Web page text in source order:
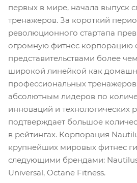
первых в мире, начала выпуск
тренажеров. За короткий
революционного стартапа
огромную фитнес корпорацию
представительствами более
широкой линейкой как
профессиональных
абсолютным лидеров по
инноваций и технологических
подтверждает большое
в рейтингах. Корпорация
крупнейших мировых фитнес
следующими брендами:
Universal, Octane Fitness.